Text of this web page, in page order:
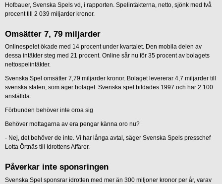
Hofbauer, Svenska Spels vd, i rapporten. Spelintäkterna, netto, sjönk med två
procent till 2 039 miljarder kronor.
Omsätter 7, 79 miljarder
Onlinespelet ökade med 14 procent under kvartalet. Den mobila delen av
dessa intäkter steg med 21 procent. Online sår nu för 35 procent av bolagets
nettospelintäkter.
Svenska Spel omsätter 7,79 miljarder kronor. Bolaget levererar 4,7 miljarder till
svenska staten, som äger bolaget. Svenska spel bildades 1997 och har 2 100
anställda.
Förbunden behöver inte oroa sig
Behöver mottagarna av era pengar känna oro nu?
- Nej, det behöver de inte. Vi har långa avtal, säger Svenska Spels presschef
Lotta Örtnäs till Idrottens Affärer.
Påverkar inte sponsringen
Svenska Spel sponsrar idrotten med mer än 300 miljoner kronor per år, varav